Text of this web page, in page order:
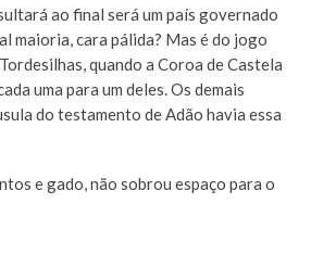
ao final será um país governado
maioria, cara pálida? Mas é do jogo
quando a Coroa de Castela
uma para um deles. Os demais
do testamento de Adão havia essa
e gado, não sobrou espaço para o